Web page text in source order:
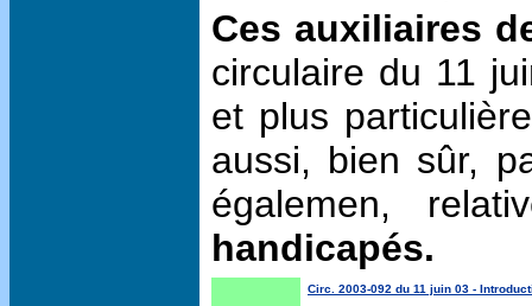
Ces auxiliaires
circulaire du 11
et plus
aussi, bien sûr,
égalemen,
handicapés.
Circ. 2003-092 du 11 juin 03 -